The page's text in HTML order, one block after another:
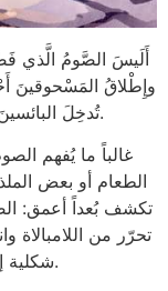
وإِطْلاقُ المَسْحوقينَ
تُدخِلَ البائسينَ المَطْرودينَ بَيتَكَ” (إشعياء 58. 6–7).
غالباً ما يُفهم
الطعام أو بعض
تكشف بُعداً أعمق:
تحرّر من اللامبالاة
شكلية إلى التزام حيّ بالعدالة والمحبة.